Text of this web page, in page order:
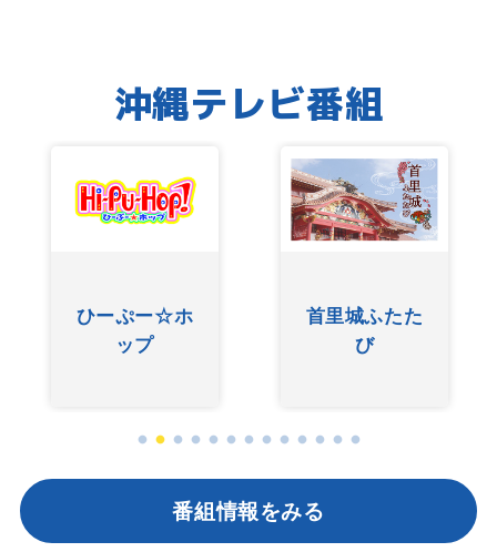
沖縄テレビ番組
ひーぷー☆ホ
ップ
首里城ふたた
び
番組情報をみる